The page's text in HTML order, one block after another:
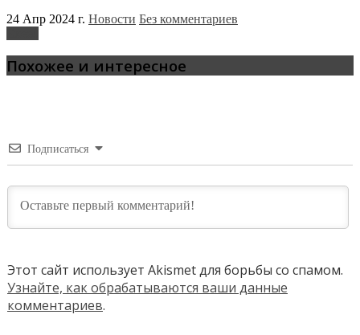
24 Апр 2024 г. Новости Без комментариев
Похожее и интересное
Подписаться
Этот сайт использует Akismet для борьбы со спамом.
Узнайте, как обрабатываются ваши данные
комментариев.